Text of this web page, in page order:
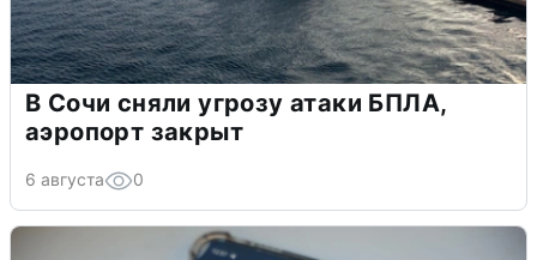
В Сочи сняли угрозу атаки БПЛА,
аэропорт закрыт
6 августа 0